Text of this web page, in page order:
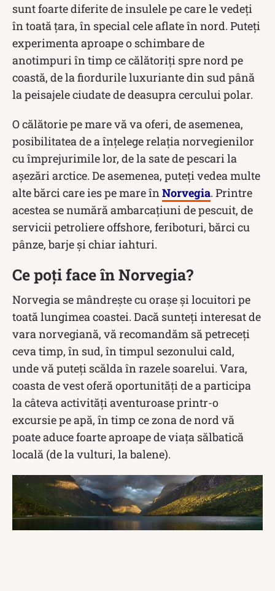
sunt foarte diferite de insulele pe care le vedeți
în toată țara, în special cele aflate în nord. Puteți
experimenta aproape o schimbare de
anotimpuri în timp ce călătoriți spre nord pe
coastă, de la fiordurile luxuriante din sud până
la peisajele ciudate de deasupra cercului polar.
O călătorie pe mare vă va oferi, de asemenea,
posibilitatea de a înțelege relația norvegienilor
cu împrejurimile lor, de la sate de pescari la
așezări arctice. De asemenea, puteți vedea multe
alte bărci care ies pe mare în Norvegia. Printre
acestea se numără ambarcațiuni de pescuit, de
servicii petroliere offshore, feriboturi, bărci cu
pânze, barje și chiar iahturi.
Ce poți face în Norvegia?
Norvegia se mândrește cu orașe și locuitori pe
toată lungimea coastei. Dacă sunteți interesat de
vara norvegiană, vă recomandăm să petreceți
ceva timp, în sud, în timpul sezonului cald,
unde vă puteți scălda în razele soarelui. Vara,
coasta de vest oferă oportunități de a participa
la câteva activități aventuroase printr-o
excursie pe apă, în timp ce zona de nord vă
poate aduce foarte aproape de viața sălbatică
locală (de la vulturi, la balene).